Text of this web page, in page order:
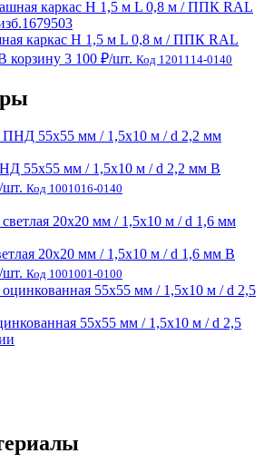
каркас Н 1,5 м L 0,8 м / ППК RAL
корзину 3 100 ₽/шт. Код 1201114-0140
55х55 мм / 1,5х10 м / d 2,2 мм В
/шт. Код 1001016-0140
20х20 мм / 1,5х10 м / d 1,6 мм В
/шт. Код 1001001-0100
55х55 мм / 1,5х10 м / d 2,5